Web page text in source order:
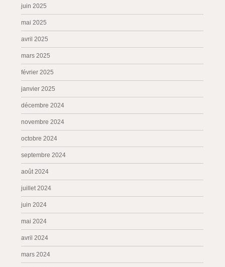
juin 2025
mai 2025
avril 2025
mars 2025
février 2025
janvier 2025
décembre 2024
novembre 2024
octobre 2024
septembre 2024
août 2024
juillet 2024
juin 2024
mai 2024
avril 2024
mars 2024